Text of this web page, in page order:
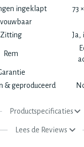
ingeklapt
73
Zitting
Ja,
Rem
& geproduceerd
Productspecificaties
Lees de Reviews